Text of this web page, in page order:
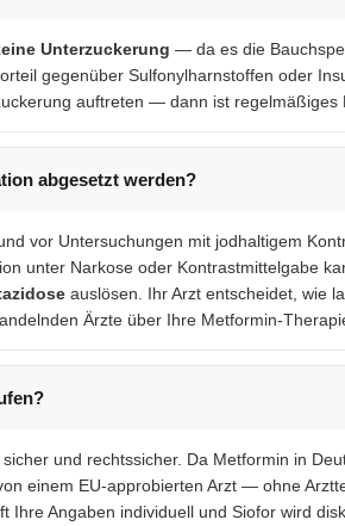
Unterzuckerung — da es die
gegenüber Sulfonylharnstoffen oder
auftreten — dann ist regelmäßiges
abgesetzt werden?
vor Untersuchungen mit jodhaltigem
unter Narkose oder Kontrastmittelgabe
auslösen. Ihr Arzt entscheidet, wie
Ärzte über Ihre Metformin-
und rechtssicher. Da Metformin in
einem EU-approbierten Arzt — ohne
Ihre Angaben individuell und Siofor wird